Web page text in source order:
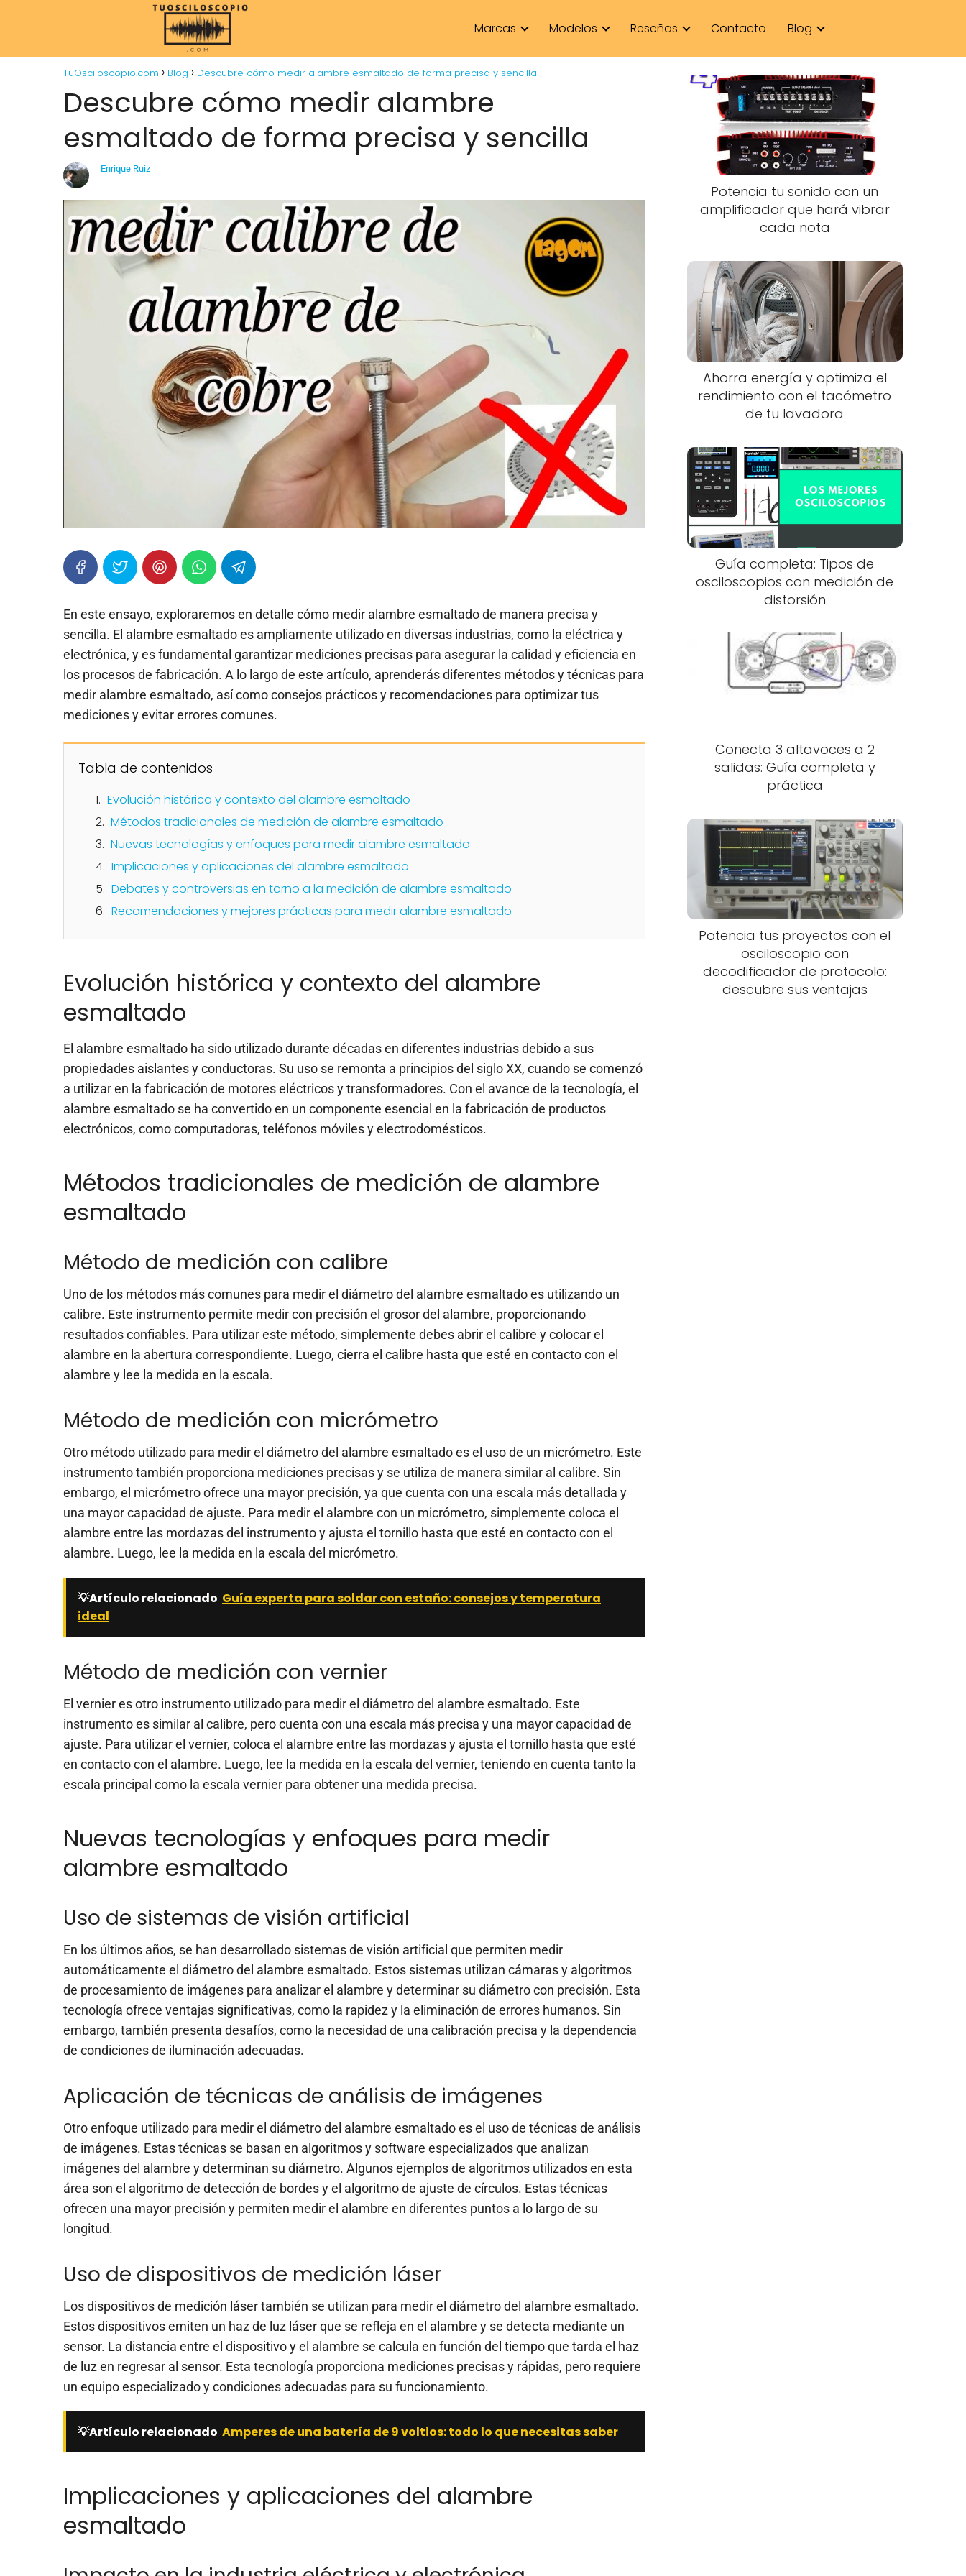
Marcas Modelos Reseñas Contacto Blog
TuOsciloscopio.com Blog Descubre cómo medir alambre esmaltado de forma precisa y sencilla
Descubre cómo medir alambre
esmaltado de forma precisa y sencilla
Enrique Ruiz
En este ensayo, exploraremos en detalle cómo medir alambre esmaltado de manera precisa y
sencilla. El alambre esmaltado es ampliamente utilizado en diversas industrias, como la eléctrica y
electrónica, y es fundamental garantizar mediciones precisas para asegurar la calidad y eficiencia en
los procesos de fabricación. A lo largo de este artículo, aprenderás diferentes métodos y técnicas para
medir alambre esmaltado, así como consejos prácticos y recomendaciones para optimizar tus
mediciones y evitar errores comunes.
Tabla de contenidos
Evolución histórica y contexto del alambre esmaltado
Métodos tradicionales de medición de alambre esmaltado
Nuevas tecnologías y enfoques para medir alambre esmaltado
Implicaciones y aplicaciones del alambre esmaltado
Debates y controversias en torno a la medición de alambre esmaltado
Recomendaciones y mejores prácticas para medir alambre esmaltado
Evolución histórica y contexto del alambre
esmaltado
El alambre esmaltado ha sido utilizado durante décadas en diferentes industrias debido a sus
propiedades aislantes y conductoras. Su uso se remonta a principios del siglo XX, cuando se comenzó
a utilizar en la fabricación de motores eléctricos y transformadores. Con el avance de la tecnología, el
alambre esmaltado se ha convertido en un componente esencial en la fabricación de productos
electrónicos, como computadoras, teléfonos móviles y electrodomésticos.
Métodos tradicionales de medición de alambre
esmaltado
Método de medición con calibre
Uno de los métodos más comunes para medir el diámetro del alambre esmaltado es utilizando un
calibre. Este instrumento permite medir con precisión el grosor del alambre, proporcionando
resultados confiables. Para utilizar este método, simplemente debes abrir el calibre y colocar el
alambre en la abertura correspondiente. Luego, cierra el calibre hasta que esté en contacto con el
alambre y lee la medida en la escala.
Método de medición con micrómetro
Otro método utilizado para medir el diámetro del alambre esmaltado es el uso de un micrómetro. Este
instrumento también proporciona mediciones precisas y se utiliza de manera similar al calibre. Sin
embargo, el micrómetro ofrece una mayor precisión, ya que cuenta con una escala más detallada y
una mayor capacidad de ajuste. Para medir el alambre con un micrómetro, simplemente coloca el
alambre entre las mordazas del instrumento y ajusta el tornillo hasta que esté en contacto con el
alambre. Luego, lee la medida en la escala del micrómetro.
💡Artículo relacionado Guía experta para soldar con estaño: consejos y temperatura
ideal
Método de medición con vernier
El vernier es otro instrumento utilizado para medir el diámetro del alambre esmaltado. Este
instrumento es similar al calibre, pero cuenta con una escala más precisa y una mayor capacidad de
ajuste. Para utilizar el vernier, coloca el alambre entre las mordazas y ajusta el tornillo hasta que esté
en contacto con el alambre. Luego, lee la medida en la escala del vernier, teniendo en cuenta tanto la
escala principal como la escala vernier para obtener una medida precisa.
Nuevas tecnologías y enfoques para medir
alambre esmaltado
Uso de sistemas de visión artificial
En los últimos años, se han desarrollado sistemas de visión artificial que permiten medir
automáticamente el diámetro del alambre esmaltado. Estos sistemas utilizan cámaras y algoritmos
de procesamiento de imágenes para analizar el alambre y determinar su diámetro con precisión. Esta
tecnología ofrece ventajas significativas, como la rapidez y la eliminación de errores humanos. Sin
embargo, también presenta desafíos, como la necesidad de una calibración precisa y la dependencia
de condiciones de iluminación adecuadas.
Aplicación de técnicas de análisis de imágenes
Otro enfoque utilizado para medir el diámetro del alambre esmaltado es el uso de técnicas de análisis
de imágenes. Estas técnicas se basan en algoritmos y software especializados que analizan
imágenes del alambre y determinan su diámetro. Algunos ejemplos de algoritmos utilizados en esta
área son el algoritmo de detección de bordes y el algoritmo de ajuste de círculos. Estas técnicas
ofrecen una mayor precisión y permiten medir el alambre en diferentes puntos a lo largo de su
longitud.
Uso de dispositivos de medición láser
Los dispositivos de medición láser también se utilizan para medir el diámetro del alambre esmaltado.
Estos dispositivos emiten un haz de luz láser que se refleja en el alambre y se detecta mediante un
sensor. La distancia entre el dispositivo y el alambre se calcula en función del tiempo que tarda el haz
de luz en regresar al sensor. Esta tecnología proporciona mediciones precisas y rápidas, pero requiere
un equipo especializado y condiciones adecuadas para su funcionamiento.
💡Artículo relacionado Amperes de una batería de 9 voltios: todo lo que necesitas saber
Implicaciones y aplicaciones del alambre
esmaltado
Potencia tu sonido con un
amplificador que hará vibrar
cada nota
Ahorra energía y optimiza el
rendimiento con el tacómetro
de tu lavadora
Guía completa: Tipos de
osciloscopios con medición de
distorsión
Conecta 3 altavoces a 2
salidas: Guía completa y
práctica
Potencia tus proyectos con el
osciloscopio con
decodificador de protocolo:
descubre sus ventajas